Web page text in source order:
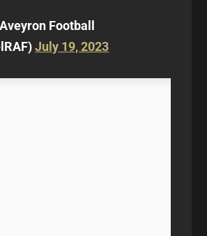
Football
July 19, 2023